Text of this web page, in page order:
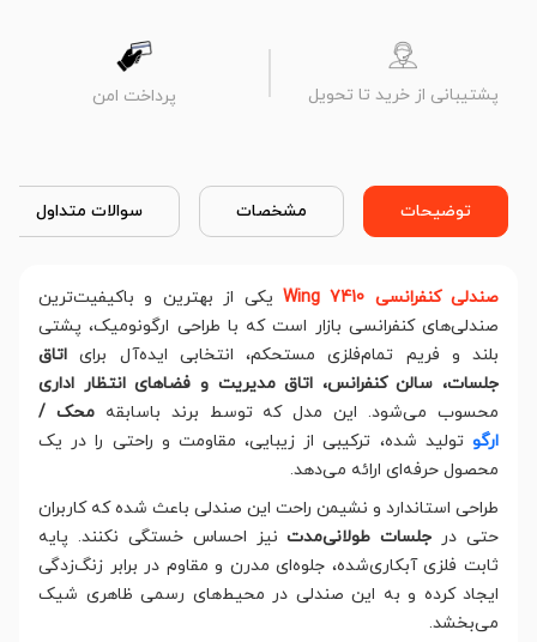
پشتیبانی از خرید تا تحویل پرداخت امن
توضیحات مشخصات سوالات متداول
صندلی کنفرانسی Wing 7410
یکی از بهترین و باکیفیت‌ترین
صندلی‌های کنفرانسی بازار است که با طراحی ارگونومیک، پشتی
بلند و فریم تمام‌فلزی مستحکم، انتخابی ایده‌آل برای اتاق
جلسات، سالن کنفرانس، اتاق مدیریت و فضاهای انتظار اداری
محسوب می‌شود. این مدل که توسط برند باسابقهمحک /
ارگوتولید شده، ترکیبی از زیبایی، مقاومت و راحتی را در یک
محصول حرفه‌ای ارائه می‌دهد.
طراحی استاندارد و نشیمن راحت این صندلی باعث شده که کاربران
حتی در جلسات طولانی‌مدتنیز احساس خستگی نکنند. پایه
ثابت فلزی آبکاری‌شده، جلوه‌ای مدرن و مقاوم در برابر زنگ‌زدگی
ایجاد کرده و به این صندلی در محیط‌های رسمی ظاهری شیک
می‌بخشد.